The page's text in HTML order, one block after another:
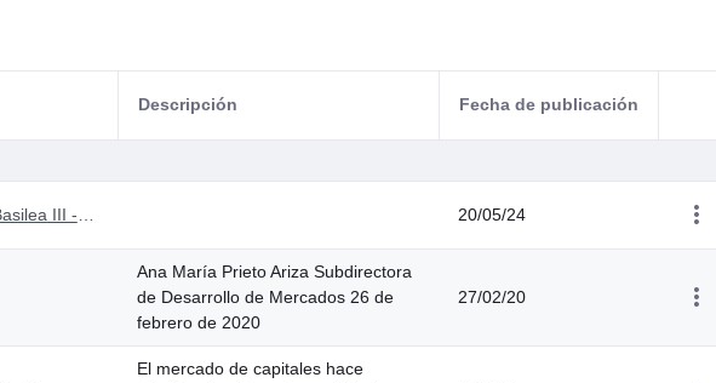
Descripción Fecha de publicación
20/05/24
Ana María Prieto Ariza Subdirectora
de Desarrollo de Mercados 26 de
febrero de 2020
27/02/20
El mercado de capitales hace